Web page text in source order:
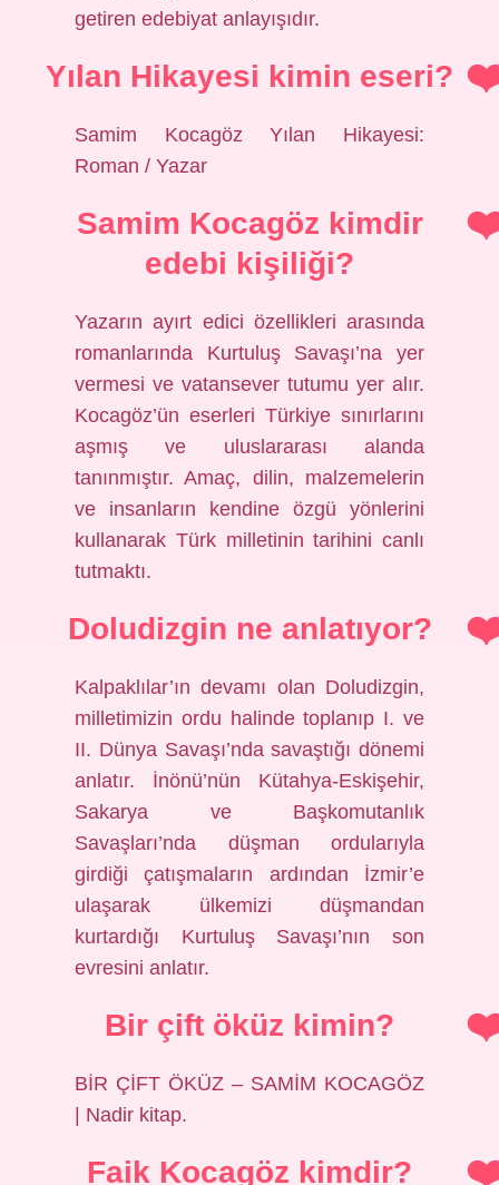
getiren edebiyat anlayışıdır.
Yılan Hikayesi kimin eseri?
Samim Kocagöz Yılan Hikayesi:
Roman / Yazar
Samim Kocagöz kimdir
edebi kişiliği?
Yazarın ayırt edici özellikleri arasında
romanlarında Kurtuluş Savaşı’na yer
vermesi ve vatansever tutumu yer alır.
Kocagöz’ün eserleri Türkiye sınırlarını
aşmış ve uluslararası alanda
tanınmıştır. Amaç, dilin, malzemelerin
ve insanların kendine özgü yönlerini
kullanarak Türk milletinin tarihini canlı
tutmaktı.
Doludizgin ne anlatıyor?
Kalpaklılar’ın devamı olan Doludizgin,
milletimizin ordu halinde toplanıp I. ve
II. Dünya Savaşı’nda savaştığı dönemi
anlatır. İnönü’nün Kütahya-Eskişehir,
Sakarya ve Başkomutanlık
Savaşları’nda düşman ordularıyla
girdiği çatışmaların ardından İzmir’e
ulaşarak ülkemizi düşmandan
kurtardığı Kurtuluş Savaşı’nın son
evresini anlatır.
Bir çift öküz kimin?
BİR ÇİFT ÖKÜZ – SAMİM KOCAGÖZ
| Nadir kitap.
Faik Kocagöz kimdir?